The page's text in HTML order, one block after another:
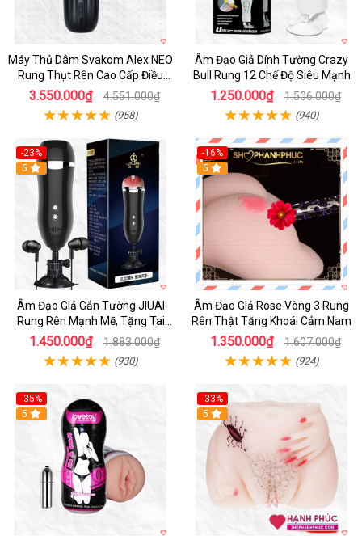
Máy Thủ Dâm Svakom Alex NEO
Rung Thụt Rên Cao Cấp Điều
Khiển App
3.550.000₫ 4.551.000₫
(958)
Âm Đạo Giả Dính Tường Crazy
Bull Rung 12 Chế Độ Siêu Mạnh
1.250.000₫ 1.506.000₫
(940)
-23%
5
Âm Đạo Giả Gắn Tường JIUAI
Rung Rên Mạnh Mẽ, Tặng Tai
Nghe
1.450.000₫ 1.883.000₫
(930)
-16%
5
Âm Đạo Giả Rose Vòng 3 Rung
Rên Thật Tăng Khoái Cảm Nam
1.350.000₫ 1.607.000₫
(924)
-35%
5
-33%
5